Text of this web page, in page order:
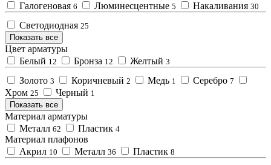
Галогеновая 6 Люминесцентные 5 Накаливания 30
Светодиодная 25
Показать все
Цвет арматуры
Белый 12 Бронза 12 Желтый 3
Золото 3 Коричневый 2 Медь 1 Серебро 7
Хром 25 Черный 1
Показать все
Материал арматуры
Металл 62 Пластик 4
Материал плафонов
Акрил 10 Металл 36 Пластик 8